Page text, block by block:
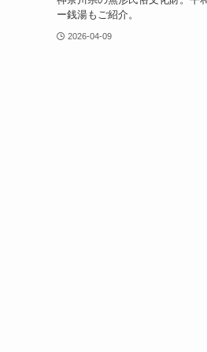
ー銭湯もご紹介。
2026-04-09